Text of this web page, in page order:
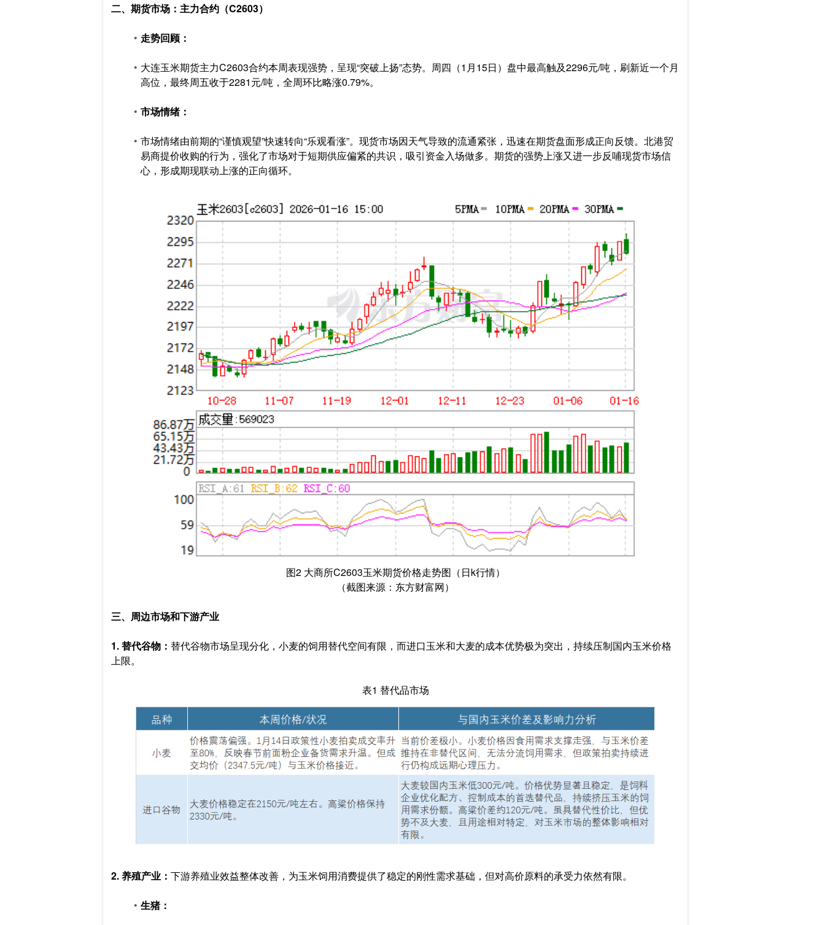
二、期货市场：主力合约（C2603）
走势回顾：
大连玉米期货主力C2603合约本周表现强势，呈现“突破上扬”态势。周四（1月15日）盘中最高触及2296元/吨，刷新近一个月
高位，最终周五收于2281元/吨，全周环比略涨0.79%。
市场情绪：
市场情绪由前期的“谨慎观望”快速转向“乐观看涨”。现货市场因天气导致的流通紧张，迅速在期货盘面形成正向反馈。北港贸
易商提价收购的行为，强化了市场对于短期供应偏紧的共识，吸引资金入场做多。期货的强势上涨又进一步反哺现货市场信
心，形成期现联动上涨的正向循环。
图2 大商所C2603玉米期货价格走势图（日k行情）
（截图来源：东方财富网）
三、周边市场和下游产业
1. 替代谷物： 替代谷物市场呈现分化，小麦的饲用替代空间有限，而进口玉米和大麦的成本优势极为突出，持续压制国内玉米价格
上限。
表1 替代品市场
2. 养殖产业： 下游养殖业效益整体改善，为玉米饲用消费提供了稳定的刚性需求基础，但对高价原料的承受力依然有限。
生猪：